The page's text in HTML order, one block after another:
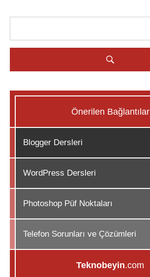
Önerilen Bağlantılar
Blogger Dersleri
WordPress Dersleri
Photoshop Püf Noktaları
Telefon Sorunları ve Çözümleri
Teknobeyin.com